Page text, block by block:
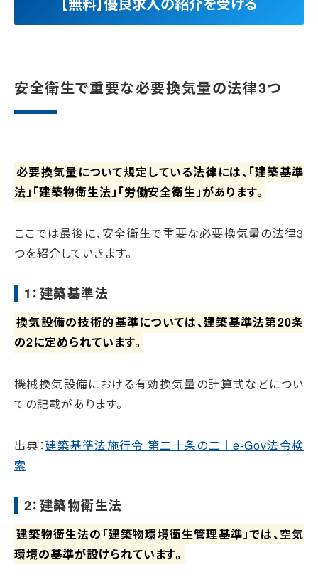
安全衛生で重要な必要換気量の法律3つ
必要換気量について規定している法律には、「建築基準
法」「建築物衛生法」「労働安全衛生」があります。
ここでは最後に、安全衛生で重要な必要換気量の法律3
つを紹介していきます。
1：建築基準法
換気設備の技術的基準については、建築基準法第20条
の2に定められています。
機械換気設備における有効換気量の計算式などについ
ての記載があります。
出典：建築基準法施行令 第二十条の二｜e-Gov法令検
索
2：建築物衛生法
建築物衛生法の「建築物環境衛生管理基準」では、空気
環境の基準が設けられています。